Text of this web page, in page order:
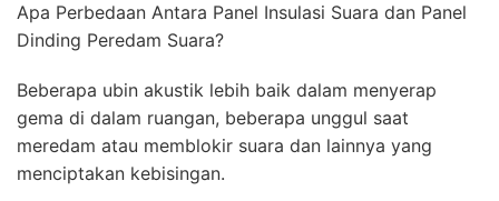
Apa Perbedaan Antara Panel Insulasi Suara dan Panel
Dinding Peredam Suara?
Beberapa ubin akustik lebih baik dalam menyerap
gema di dalam ruangan, beberapa unggul saat
meredam atau memblokir suara dan lainnya yang
menciptakan kebisingan.